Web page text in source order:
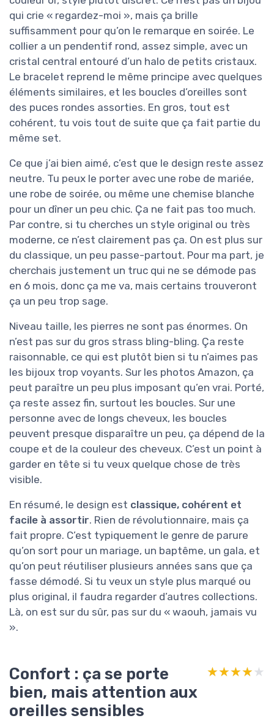
qui crie « regardez-moi », mais ça brille
suffisamment pour qu’on le remarque en soirée. Le
collier a un pendentif rond, assez simple, avec un
cristal central entouré d’un halo de petits cristaux.
Le bracelet reprend le même principe avec quelques
éléments similaires, et les boucles d’oreilles sont
des puces rondes assorties. En gros, tout est
cohérent, tu vois tout de suite que ça fait partie du
même set.
Ce que j’ai bien aimé, c’est que le design reste assez
neutre. Tu peux le porter avec une robe de mariée,
une robe de soirée, ou même une chemise blanche
pour un dîner un peu chic. Ça ne fait pas too much.
Par contre, si tu cherches un style original ou très
moderne, ce n’est clairement pas ça. On est plus sur
du classique, un peu passe-partout. Pour ma part, je
cherchais justement un truc qui ne se démode pas
en 6 mois, donc ça me va, mais certains trouveront
ça un peu trop sage.
Niveau taille, les pierres ne sont pas énormes. On
n’est pas sur du gros strass bling-bling. Ça reste
raisonnable, ce qui est plutôt bien si tu n’aimes pas
les bijoux trop voyants. Sur les photos Amazon, ça
peut paraître un peu plus imposant qu’en vrai. Porté,
ça reste assez fin, surtout les boucles. Sur une
personne avec de longs cheveux, les boucles
peuvent presque disparaître un peu, ça dépend de la
coupe et de la couleur des cheveux. C’est un point à
garder en tête si tu veux quelque chose de très
visible.
En résumé, le design est classique, cohérent et
facile à assortir. Rien de révolutionnaire, mais ça
fait propre. C’est typiquement le genre de parure
qu’on sort pour un mariage, un baptême, un gala, et
qu’on peut réutiliser plusieurs années sans que ça
fasse démodé. Si tu veux un style plus marqué ou
plus original, il faudra regarder d’autres collections.
Là, on est sur du sûr, pas sur du « waouh, jamais vu
».
Confort : ça se porte
bien, mais attention aux
oreilles sensibles
★★★★★
★★★★★